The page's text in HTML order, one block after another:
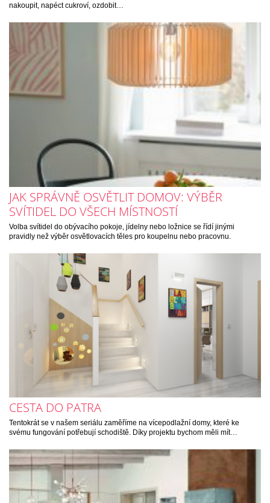
nakoupit, napéct cukroví, ozdobit…
JAK SPRÁVNĚ OSVĚTLIT DOMOV: VÝBĚR
SVÍTIDEL DO VŠECH MÍSTNOSTÍ
Volba svítidel do obývacího pokoje, jídelny nebo ložnice se řídí jinými
pravidly než výběr osvětlovacích těles pro koupelnu nebo pracovnu.
CESTA DO PATRA
Tentokrát se v našem seriálu zaměříme na vícepodlažní domy, které ke
svému fungování potřebují schodiště. Díky projektu bychom měli mít…